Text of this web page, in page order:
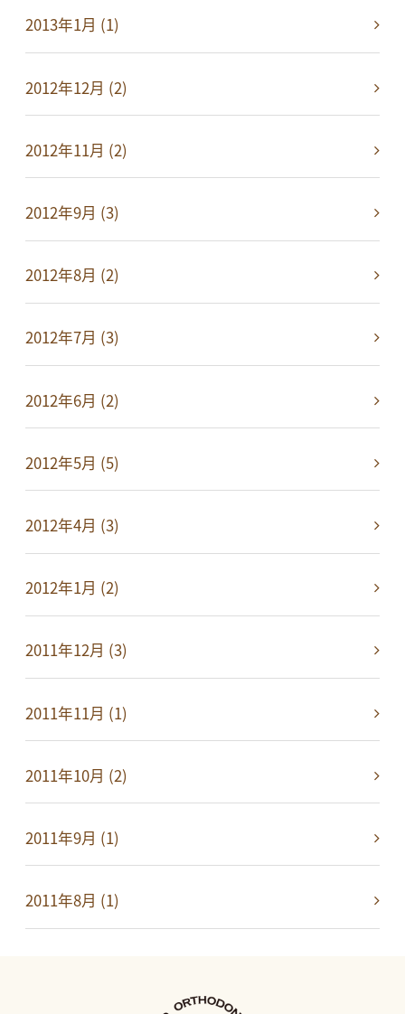
2013年1月 (1)
2012年12月 (2)
2012年11月 (2)
2012年9月 (3)
2012年8月 (2)
2012年7月 (3)
2012年6月 (2)
2012年5月 (5)
2012年4月 (3)
2012年1月 (2)
2011年12月 (3)
2011年11月 (1)
2011年10月 (2)
2011年9月 (1)
2011年8月 (1)